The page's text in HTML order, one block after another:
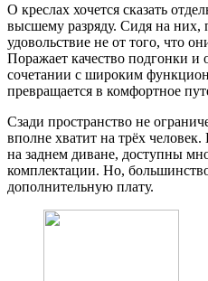
О креслах хочется сказать
высшему разряду. Сидя на них,
удовольствие не от того, что
Поражает качество подгонки
сочетании с широким
превращается в комфортное
Сзади пространство не
вполне хватит на трёх
на заднем диване, доступны
комплектации. Но,
дополнительную плату.